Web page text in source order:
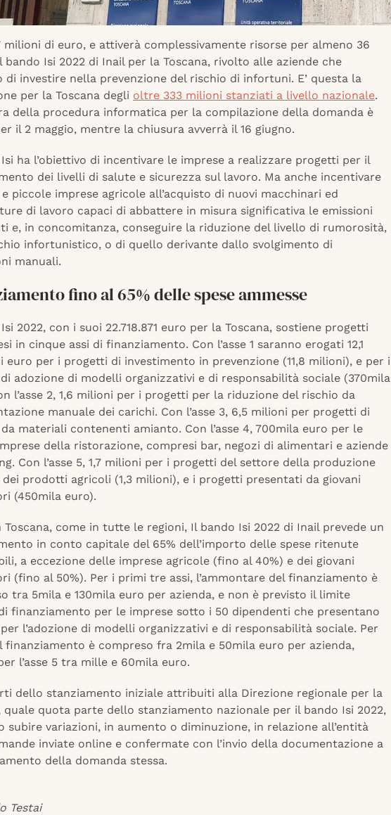
milioni di euro, e attiverà complessivamente risorse per almeno 36
bando Isi 2022 di Inail per la Toscana, rivolto alle aziende che
di investire nella prevenzione del rischio di infortuni. E’ questa la
per la Toscana degli oltre 333 milioni stanziati a livello nazionale.
della procedura informatica per la compilazione della domanda è
il 2 maggio, mentre la chiusura avverrà il 16 giugno.
ha l’obiettivo di incentivare le imprese a realizzare progetti per il
dei livelli di salute e sicurezza sul lavoro. Ma anche incentivare
piccole imprese agricole all’acquisto di nuovi macchinari ed
di lavoro capaci di abbattere in misura significativa le emissioni
e, in concomitanza, conseguire la riduzione del livello di rumorosità,
infortunistico, o di quello derivante dallo svolgimento di
manuali.
fino al 65% delle spese ammesse
2022, con i suoi 22.718.871 euro per la Toscana, sostiene progetti
in cinque assi di finanziamento. Con l’asse 1 saranno erogati 12,1
euro per i progetti di investimento in prevenzione (11,8 milioni), e per i
adozione di modelli organizzativi e di responsabilità sociale (370mila
l’asse 2, 1,6 milioni per i progetti per la riduzione del rischio da
manuale dei carichi. Con l’asse 3, 6,5 milioni per progetti di
materiali contenenti amianto. Con l’asse 4, 700mila euro per le
della ristorazione, compresi bar, negozi di alimentari e aziende
Con l’asse 5, 1,7 milioni per i progetti del settore della produzione
prodotti agricoli (1,3 milioni), e i progetti presentati da giovani
(450mila euro).
Toscana, come in tutte le regioni, Il bando Isi 2022 di Inail prevede un
in conto capitale del 65% dell’importo delle spese ritenute
a eccezione delle imprese agricole (fino al 40%) e dei giovani
(fino al 50%). Per i primi tre assi, l’ammontare del finanziamento è
tra 5mila e 130mila euro per azienda, e non è previsto il limite
finanziamento per le imprese sotto i 50 dipendenti che presentano
l’adozione di modelli organizzativi e di responsabilità sociale. Per
il finanziamento è compreso fra 2mila e 50mila euro per azienda,
l’asse 5 tra mille e 60mila euro.
dello stanziamento iniziale attribuiti alla Direzione regionale per la
quale quota parte dello stanziamento nazionale per il bando Isi 2022,
subire variazioni, in aumento o diminuzione, in relazione all’entità
inviate online e confermate con l’invio della documentazione a
della domanda stessa.
Testai